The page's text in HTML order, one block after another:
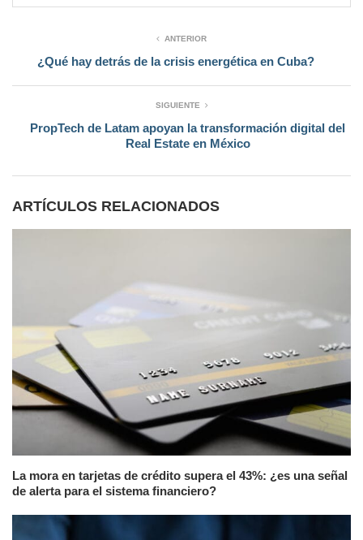
ANTERIOR
¿Qué hay detrás de la crisis energética en Cuba?
SIGUIENTE
PropTech de Latam apoyan la transformación digital del
Real Estate en México
ARTÍCULOS RELACIONADOS
La mora en tarjetas de crédito supera el 43%: ¿es una señal
de alerta para el sistema financiero?